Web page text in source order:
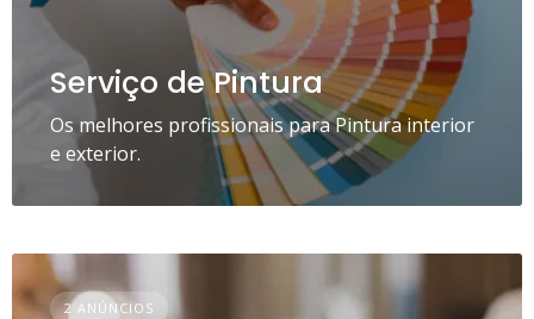
Serviço de Pintura
Os melhores profissionais para Pintura interior
e exterior.
2 ANÚNCIOS